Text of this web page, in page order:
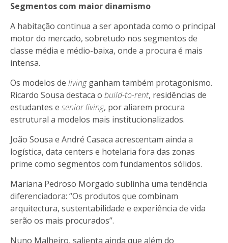
Segmentos com maior dinamismo
A habitação continua a ser apontada como o principal
motor do mercado, sobretudo nos segmentos de
classe média e médio-baixa, onde a procura é mais
intensa.
Os modelos de livingganham também protagonismo.
Ricardo Sousa destaca o build-to-rent, residências de
estudantes e senior living, por aliarem procura
estrutural a modelos mais institucionalizados.
João Sousa e André Casaca acrescentam ainda a
logística, data centers e hotelaria fora das zonas
prime como segmentos com fundamentos sólidos.
Mariana Pedroso Morgado sublinha uma tendência
diferenciadora: “Os produtos que combinam
arquitectura, sustentabilidade e experiência de vida
serão os mais procurados”.
Nuno Malheiro, salienta ainda que além do